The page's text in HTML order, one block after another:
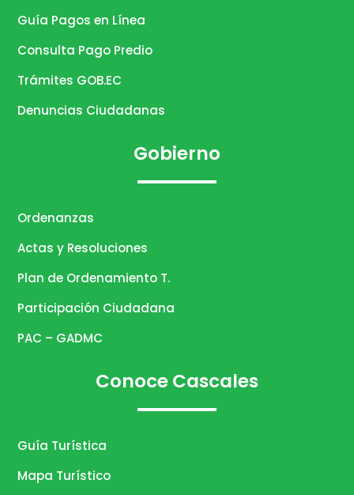
Guía Pagos en Línea
Consulta Pago Predio
Trámites GOB.EC
Denuncias Ciudadanas
Gobierno
Ordenanzas
Actas y Resoluciones
Plan de Ordenamiento T.
Participación Ciudadana
PAC – GADMC
Conoce Cascales
Guía Turística
Mapa Turístico